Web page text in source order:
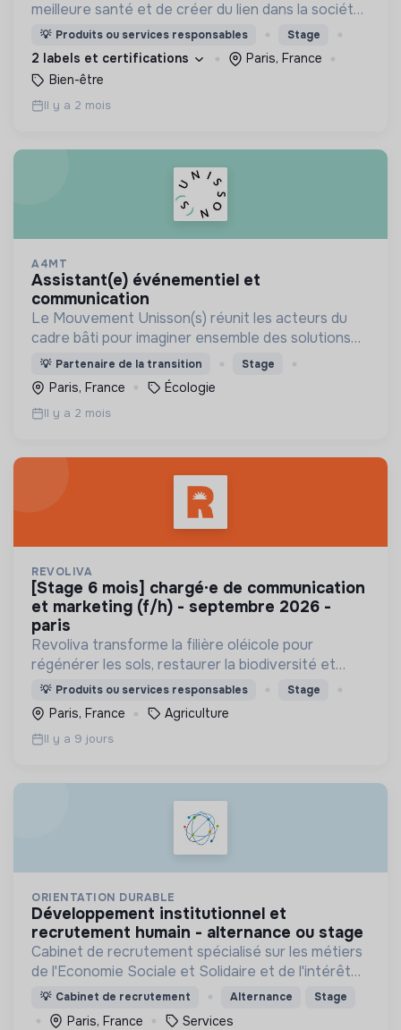
meilleure santé et de créer du lien dans la société
grâce à des activités physiques conviviales et
adaptées
💡 Produits ou services responsables Stage
2 labels et certifications
Paris, France
Bien-être
Il y a 2 mois
A4MT
assistant(e) événementiel et
communication
Le Mouvement Unisson(s) réunit les acteurs du
cadre bâti pour imaginer ensemble des solutions
d’architecture bas carbone et vivante, au service
de la transition écologique.
💡 Partenaire de la transition Stage
Paris, France Écologie
Il y a 2 mois
REVOLIVA
[stage 6 mois] chargé·e de communication
et marketing (f/h) - septembre 2026 -
paris
Revoliva transforme la filière oléicole pour
régénérer les sols, restaurer la biodiversité et
permettre la juste rémunération des producteurs.
💡 Produits ou services responsables Stage
Paris, France Agriculture
Il y a 9 jours
ORIENTATION DURABLE
développement institutionnel et
recrutement humain - alternance ou stage
Cabinet de recrutement spécialisé sur les métiers
de l'Economie Sociale et Solidaire et de l'intérêt
général
💡 Cabinet de recrutement Alternance Stage
Paris, France Services